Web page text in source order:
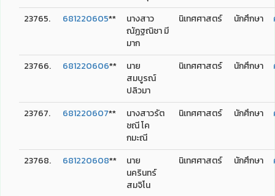
23765. 681220605**
นางสาว
ณัฏฐณิชา มี
มาก
นิเทศศาสตร์ นักศึกษา
23766. 681220606**
นาย
สมบูรณ์
ปลิวมา
นิเทศศาสตร์ นักศึกษา
23767. 681220607**
นางสาวรัต
ชณี โค
กมะณี
นิเทศศาสตร์ นักศึกษา
23768. 681220608**
นาย
นครินทร์
สมจิโน
นิเทศศาสตร์ นักศึกษา